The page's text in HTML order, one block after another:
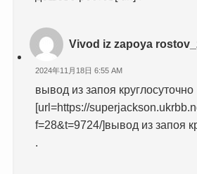
Vivod iz zapoya
2024年11月18日 6:55 AM
вывод из запоя круглосуточно
[url=https://
f=28&t=9724/]вывод из запоя
.